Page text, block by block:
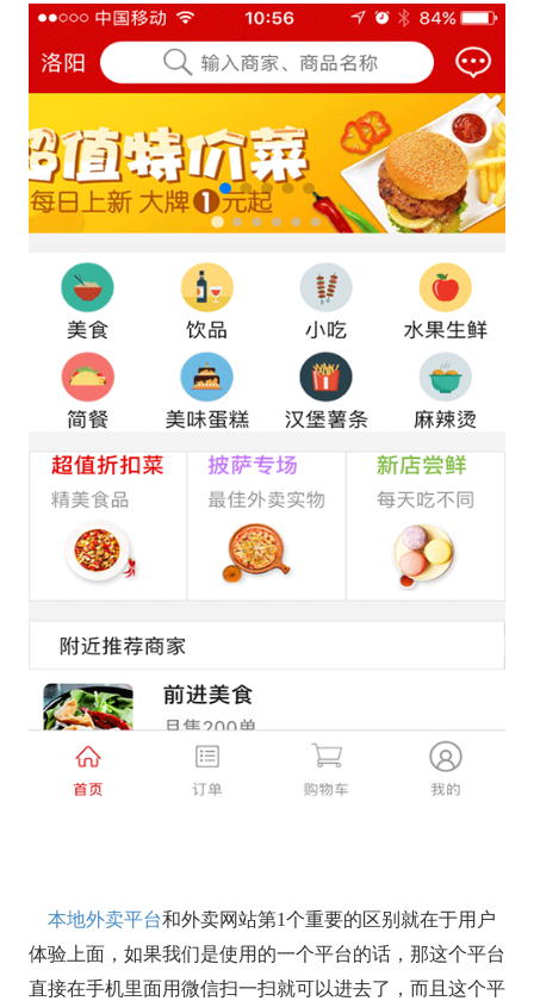
本地外卖平台和外卖网站第1个重要的区别就在于用户
体验上面，如果我们是使用的一个平台的话，那这个平台
直接在手机里面用微信扫一扫就可以进去了，而且这个平